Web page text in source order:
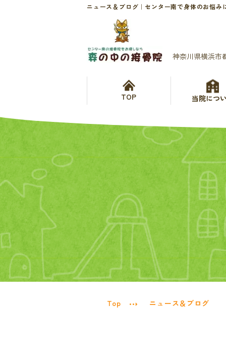
ニュース＆ブログ｜センター南で身体のお悩み
神奈川県横浜市
TOP 当院につ
Top ニュース＆ブログ